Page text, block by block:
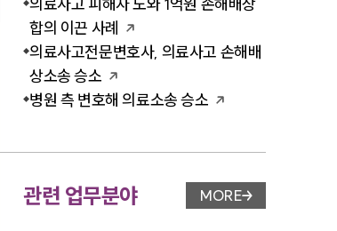
합의 이끈 사례
의료사고전문변호사, 의료사고 손해배
상소송 승소
병원 측 변호해 의료소송 승소
관련 업무분야 업무분야 페이지 이
MORE